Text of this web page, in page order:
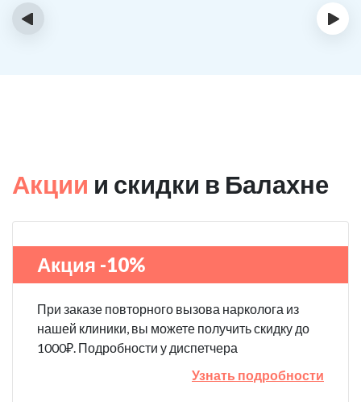
‹ ›
Акции и скидки в Балахне
Акция -10%
При заказе повторного вызова нарколога из
нашей клиники, вы можете получить скидку до
1000₽. Подробности у диспетчера
Узнать подробности